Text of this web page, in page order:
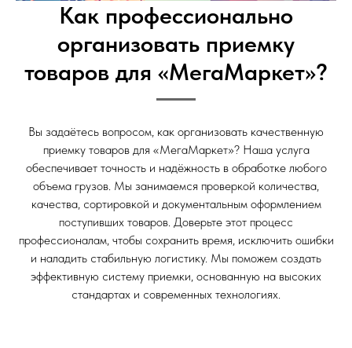
Как профессионально
организовать приемку
товаров для «МегаМаркет»?
Вы задаётесь вопросом, как организовать качественную
приемку товаров для «МегаМаркет»? Наша услуга
обеспечивает точность и надёжность в обработке любого
объема грузов. Мы занимаемся проверкой количества,
качества, сортировкой и документальным оформлением
поступивших товаров. Доверьте этот процесс
профессионалам, чтобы сохранить время, исключить ошибки
и наладить стабильную логистику. Мы поможем создать
эффективную систему приемки, основанную на высоких
стандартах и современных технологиях.